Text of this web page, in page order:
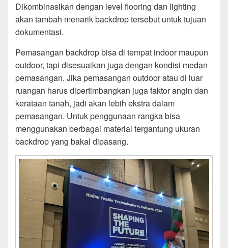
Dikombinasikan dengan level flooring dan lighting
akan tambah menarik backdrop tersebut untuk tujuan
dokumentasi.
Pemasangan backdrop bisa di tempat indoor maupun
outdoor, tapi disesuaikan juga dengan kondisi medan
pemasangan. Jika pemasangan outdoor atau di luar
ruangan harus dipertimbangkan juga faktor angin dan
kerataan tanah, jadi akan lebih ekstra dalam
pemasangan. Untuk penggunaan rangka bisa
menggunakan berbagai material tergantung ukuran
backdrop yang bakal dipasang.